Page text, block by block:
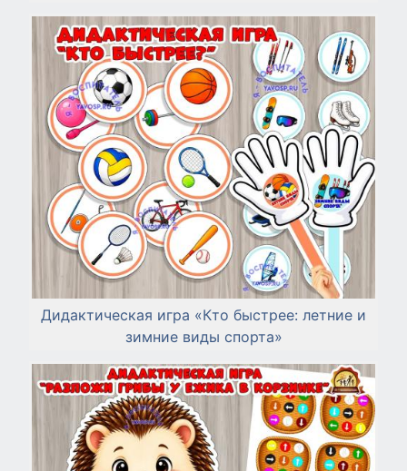
Дидактическая игра «Кто быстрее: летние и
зимние виды спорта»